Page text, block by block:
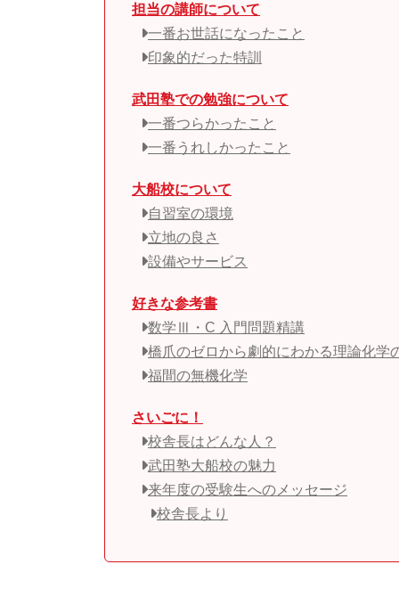
担当の講師について
一番お世話になったこと
印象的だった特訓
武田塾での勉強について
一番つらかったこと
一番うれしかったこと
大船校について
自習室の環境
立地の良さ
設備やサービス
好きな参考書
数学Ⅲ・C 入門問題精講
橋爪のゼロから劇的にわかる理論化学
福間の無機化学
さいごに！
校舎長はどんな人？
武田塾大船校の魅力
来年度の受験生へのメッセージ
校舎長より